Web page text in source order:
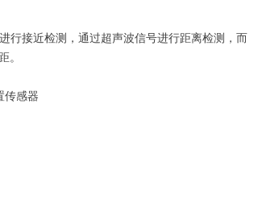
行接近检测，通过超声波信号进行距离检测，而
。
传感器